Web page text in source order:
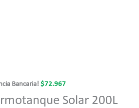
Bancaria!$72.967
Solar 200L